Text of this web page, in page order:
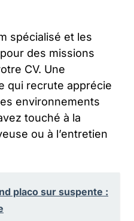
spécialisé et les
des missions
CV. Une
qui recrute apprécie
environnements
touché à la
ou à l’entretien
placo sur suspente :